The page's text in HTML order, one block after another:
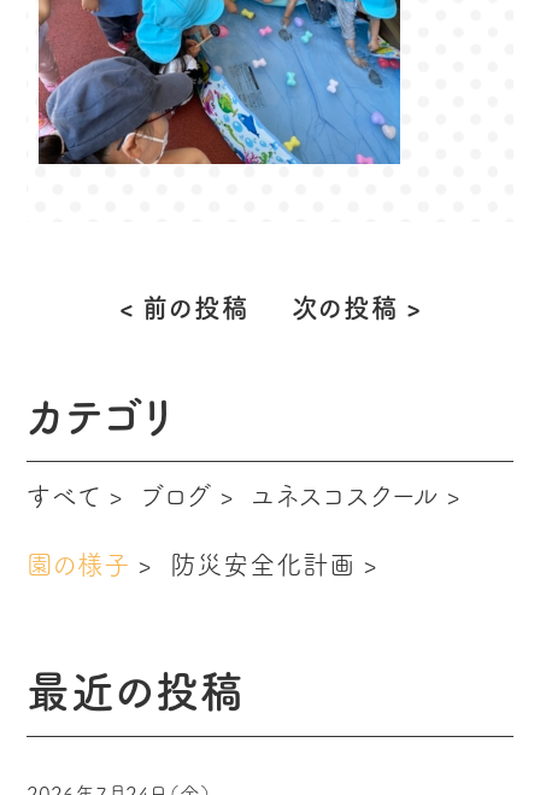
ビ
ゲ
ー
シ
ン
< 前の投稿 次の投稿 >
カテゴリ
すべて ブログ ユネスコスクール
園の様子 防災安全化計画
最近の投稿